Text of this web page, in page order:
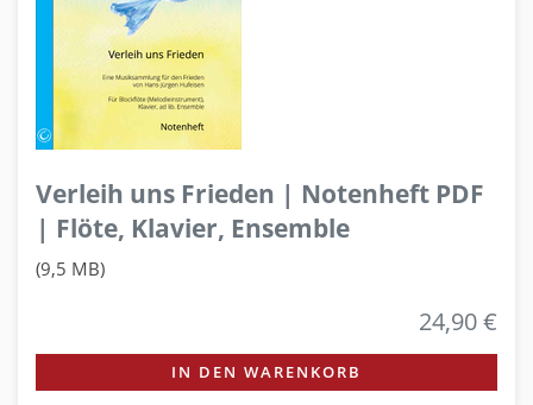
Verleih uns Frieden | Notenheft PDF
| Flöte, Klavier, Ensemble
(9,5 MB)
24,90 €
IN DEN WARENKORB